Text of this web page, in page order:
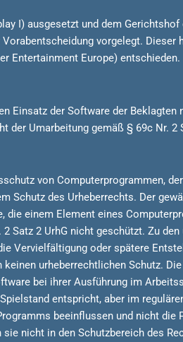
I) ausgesetzt und dem
vorgelegt. Dieser
Entertainment Europe) entschieden.
Einsatz der Software der Beklagten
der Umarbeitung gemäß § 69c Nr. 2
von Computerprogrammen,
Schutz des Urheberrechts. Der
die einem Element eines
Satz 2 UrhG nicht geschützt. Zu
Vervielfältigung oder spätere
urheberrechtlichen Schutz.
bei ihrer Ausführung im
entspricht, aber im
beeinflussen und nicht die
nicht in den Schutzbereich des